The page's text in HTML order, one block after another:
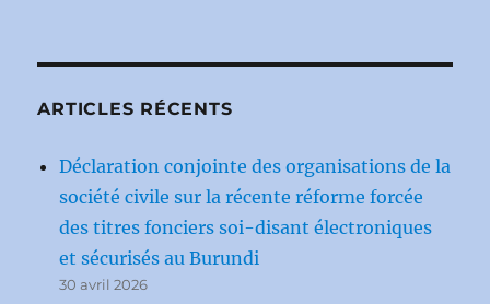
ARTICLES RÉCENTS
Déclaration conjointe des organisations de la
société civile sur la récente réforme forcée
des titres fonciers soi-disant électroniques
et sécurisés au Burundi
30 avril 2026